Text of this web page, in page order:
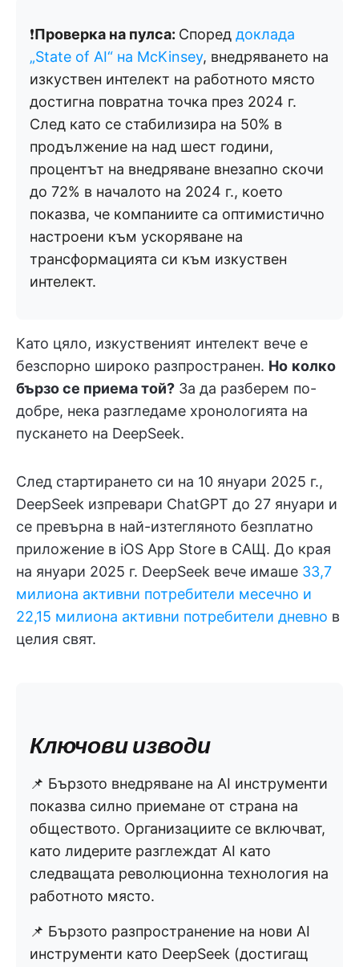
❗️Проверка на пулса: Според доклада
„State of AI“ на McKinsey, внедряването на
изкуствен интелект на работното място
достигна повратна точка през 2024 г.
След като се стабилизира на 50% в
продължение на над шест години,
процентът на внедряване внезапно скочи
до 72% в началото на 2024 г., което
показва, че компаниите са оптимистично
настроени към ускоряване на
трансформацията си към изкуствен
интелект.
Като цяло, изкуственият интелект вече е
безспорно широко разпространен. Но колко
бързо се приема той? За да разберем по-
добре, нека разгледаме хронологията на
пускането на DeepSeek.
След стартирането си на 10 януари 2025 г.,
DeepSeek изпревари ChatGPT до 27 януари и
се превърна в най-изтегляното безплатно
приложение в iOS App Store в САЩ. До края
на януари 2025 г. DeepSeek вече имаше 33,7
милиона активни потребители месечно и
22,15 милиона активни потребители дневно в
целия свят.
Ключови изводи
📌 Бързото внедряване на AI инструменти
показва силно приемане от страна на
обществото. Организациите се включват,
като лидерите разглеждат AI като
следващата революционна технология на
работното място.
📌 Бързото разпространение на нови AI
инструменти като DeepSeek (достигащ